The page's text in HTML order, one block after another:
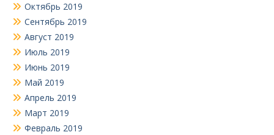
Октябрь 2019
Сентябрь 2019
Август 2019
Июль 2019
Июнь 2019
Май 2019
Апрель 2019
Март 2019
Февраль 2019